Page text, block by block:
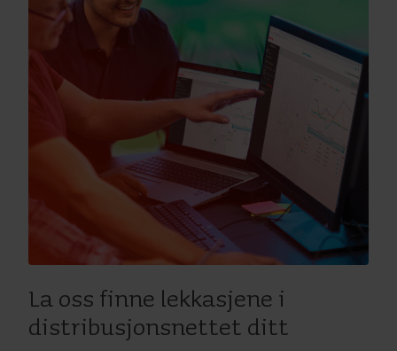
La oss finne lekkasjene i
distribusjonsnettet ditt